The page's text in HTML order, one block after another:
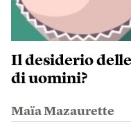
Il desiderio
di uomini?
Maïa Mazaurette